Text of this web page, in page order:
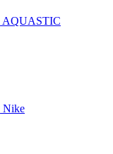
AQUASTIC
Nike